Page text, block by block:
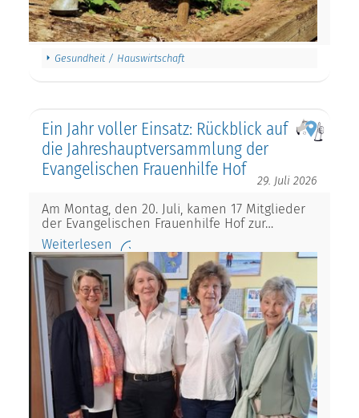
Gesundheit / Hauswirtschaft
Ein Jahr voller Einsatz: Rückblick auf
die Jahreshauptversammlung der
Evangelischen Frauenhilfe Hof
29. Juli 2026
Am Montag, den 20. Juli, kamen 17 Mitglieder
der Evangelischen Frauenhilfe Hof zur…
Weiterlesen